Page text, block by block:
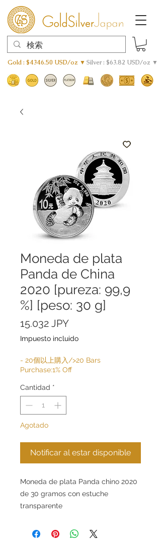
Gold : $4346.50 USD/oz ▼ Silver : $63.82 USD/oz ▼
Moneda de plata
Panda de China
2020 [pureza: 99,9
%] [peso: 30 g]
15.032 JPYPrecio
Impuesto incluido
- 20個以上購入/>20 Bars
Purchase:1% Off
Cantidad *
Agotado
Notificar al estar disponible
Moneda de plata Panda chino 2020
de 30 gramos con estuche
transparente